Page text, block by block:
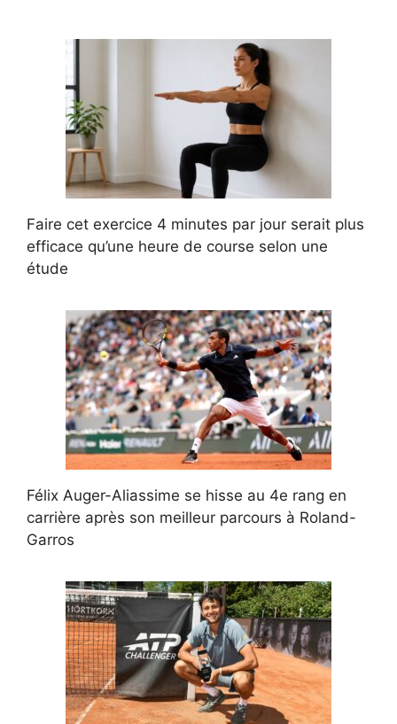
Faire cet exercice 4 minutes par jour serait plus
efficace qu’une heure de course selon une
étude
Félix Auger-Aliassime se hisse au 4e rang en
carrière après son meilleur parcours à Roland-
Garros